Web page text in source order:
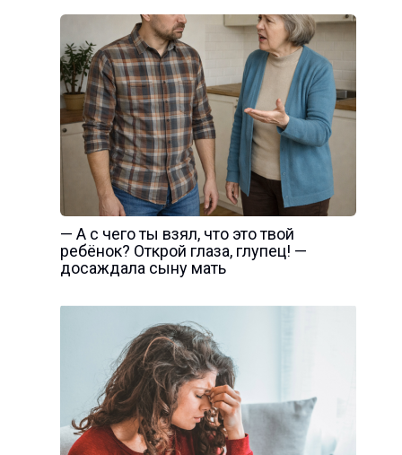
— А с чего ты взял, что это твой
ребёнок? Открой глаза, глупец! —
досаждала сыну мать